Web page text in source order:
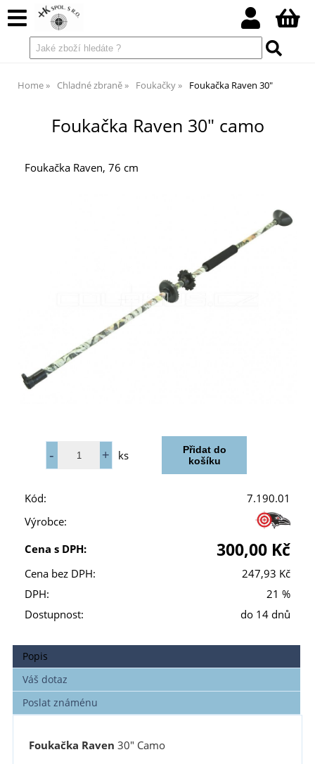
Home Chladné zbraně Foukačky Foukačka Raven 30"
Foukačka Raven 30" camo
Foukačka Raven, 76 cm
ks
Kód:
7.190.01
Výrobce:
Cena s DPH:
300,00 Kč
Cena bez DPH:
247,93 Kč
DPH:
21 %
Dostupnost:
do 14 dnů
Popis
Váš dotaz
Poslat známénu
Foukačka Raven 30" Camo